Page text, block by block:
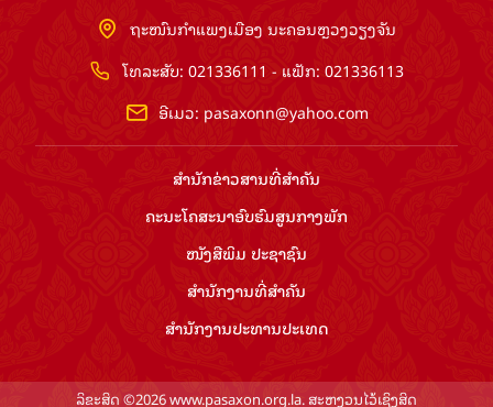
ຖະໜົນກຳແພງເມືອງ ນະຄອນຫຼວງວຽງຈັນ
ໂທລະສັບ: 021336111 - ແຟັກ: 021336113
ອີເມວ: pasaxonn@yahoo.com
ສຳ​ນັກ​ຂ່າວ​ສານ​ທີ່​ສຳ​ຄັນ​
ຄະນະໂຄສະນາອົບຮົມ​ສູນ​ກາງ​ພັກ
ໜັງສືພິມ ປະ​ຊາ​ຊົນ
ສຳ​ນັກ​ງານ​ທີ່​ສຳ​ຄັນ
ສຳ​ນັກ​ງານ​ປະ​ທານ​ປະ​ເທດ
ລິຂະສິດ ©2026 www.pasaxon.org.la. ສະຫງວນໄວ້ເຊິງສິດ